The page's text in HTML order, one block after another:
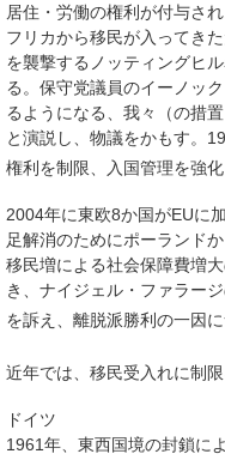
居住・労働の権利が付与さ
フリカから移民が入ってき
を襲撃するノッティングヒ
る。保守党議員のイーノッ
るようになる、我々（の措
と演説し、物議をかもす。
権利を制限、入国管理を強
2004年に東欧8か国がEUに
足解消のためにポーランド
移民増による社会保障費増
き、ナイジェル・ファラー
を訴え、離脱派勝利の一因
近年では、移民受入れに制
ドイツ
1961年、東西国境の封鎖に